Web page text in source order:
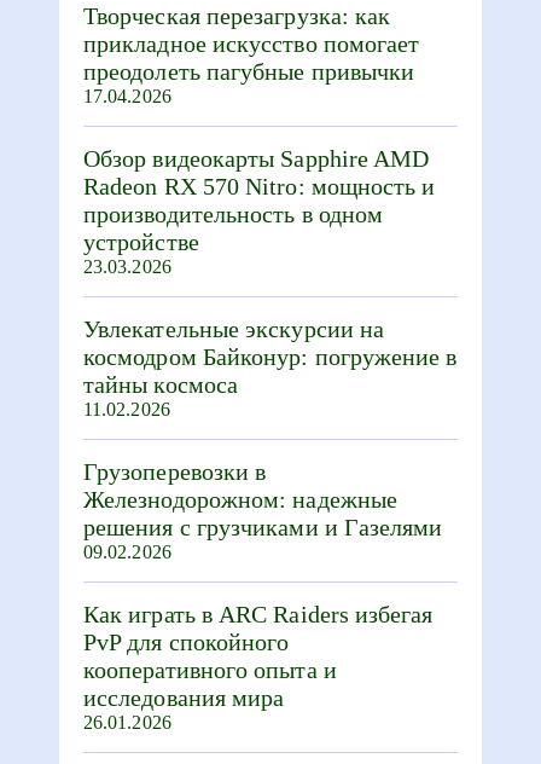
Творческая перезагрузка: как
прикладное искусство помогает
преодолеть пагубные привычки
17.04.2026
Обзор видеокарты Sapphire AMD
Radeon RX 570 Nitro: мощность и
производительность в одном
устройстве
23.03.2026
Увлекательные экскурсии на
космодром Байконур: погружение в
тайны космоса
11.02.2026
Грузоперевозки в
Железнодорожном: надежные
решения с грузчиками и Газелями
09.02.2026
Как играть в ARC Raiders избегая
PvP для спокойного
кооперативного опыта и
исследования мира
26.01.2026